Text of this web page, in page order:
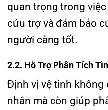
quan trọng trong
cứu trợ và đảm bảo
người càng tốt.
2.2. Hỗ Trợ Phân Tích
Định vị vệ tinh không
nhân mà còn giúp